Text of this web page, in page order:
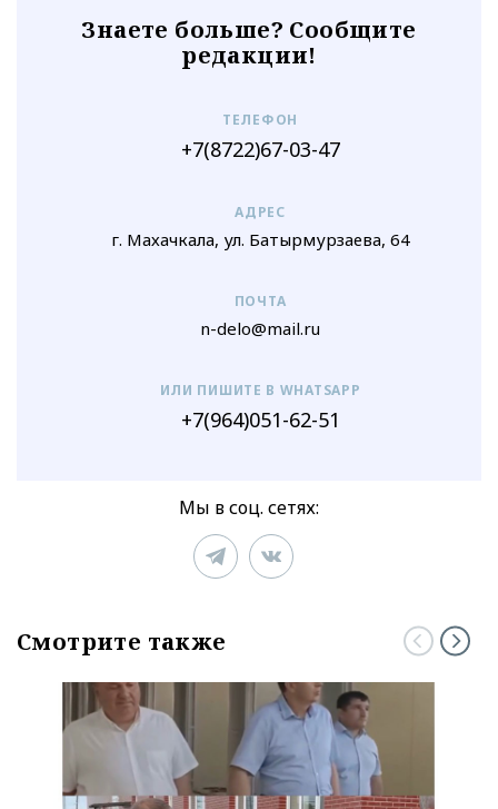
Знаете больше? Сообщите
редакции!
ТЕЛЕФОН
+7(8722)67-03-47
АДРЕС
г. Махачкала, ул. Батырмурзаева, 64
ПОЧТА
n-delo@mail.ru
ИЛИ ПИШИТЕ В WHATSAPP
+7(964)051-62-51
Мы в соц. сетях:
Смотрите также